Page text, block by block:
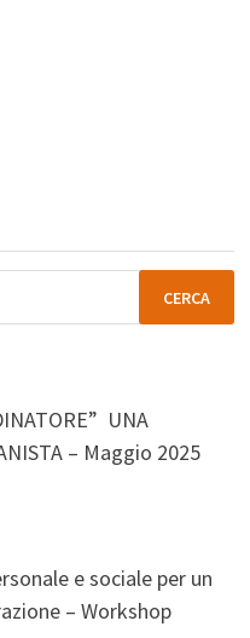
UNA
– Maggio 2025
e sociale per un
– Workshop